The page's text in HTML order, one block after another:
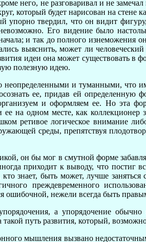
него, не разговаривал и не
который будет нарисован на стене
твердил, что он видит
Его видение было
и так до полного изнеможения
выяснить, может ли
идеи она может существовать в
полезную идею.
и туманными, что
ее, придав ей определенную
и оформляем ее. Но эта
на одном месте, как коллекционер
ретивое логическое внимание
среды, препятствуя
он бы мог в смутной форме
приходит к выводу, что
знает, быть может, лучше
преждевременного
ошибочной, нежели всегда быть
а упорядочение обычно
путь развития, который,
мышления вызвано